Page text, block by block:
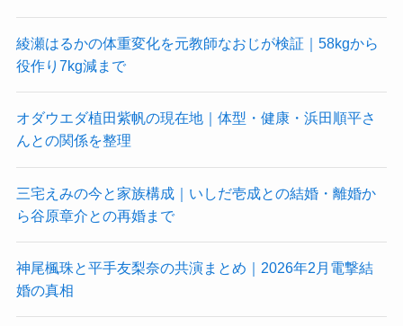
綾瀬はるかの体重変化を元教師なおじが検証｜58kgから
役作り7kg減まで
オダウエダ植田紫帆の現在地｜体型・健康・浜田順平さ
んとの関係を整理
三宅えみの今と家族構成｜いしだ壱成との結婚・離婚か
ら谷原章介との再婚まで
神尾楓珠と平手友梨奈の共演まとめ｜2026年2月電撃結
婚の真相